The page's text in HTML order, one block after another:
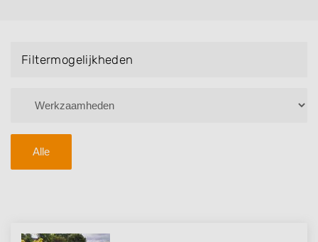
Filtermogelijkheden
Alle